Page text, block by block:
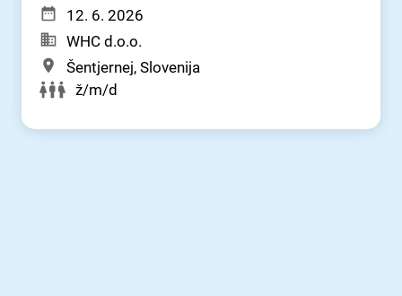
12. 6. 2026
WHC d.o.o.
Šentjernej, Slovenija
ž/m/d